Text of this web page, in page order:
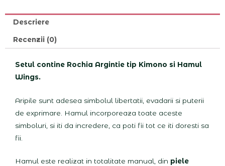
Descriere
Recenzii (0)
Setul contine Rochia Argintie tip Kimono si Hamul
Wings.
Aripile sunt adesea simbolul libertatii, evadarii si puterii
de exprimare. Hamul incorporeaza toate aceste
simboluri, si iti da incredere, ca poti fii tot ce iti doresti sa
fii.
Hamul este realizat in totalitate manual, din piele